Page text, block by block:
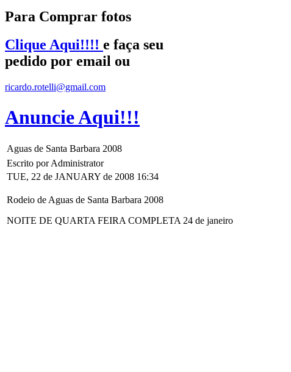
Para Comprar fotos
Clique Aqui!!!! e faça seu
pedido por email ou
ricardo.rotelli@gmail.com
Anuncie Aqui!!!
Aguas de Santa Barbara 2008
Escrito por Administrator
TUE, 22 de JANUARY de 2008 16:34
Rodeio de Aguas de Santa Barbara 2008
NOITE DE QUARTA FEIRA COMPLETA 24 de janeiro